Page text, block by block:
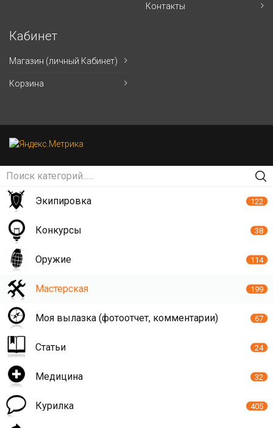
Контакты
Кабинет
Магазин (личный Кабинет)
Корзина
Экипировка 122
Конкурсы 38
Оружие 114
Мастерская 199
Моя вылазка (фотоотчет, комментарии) 67
Статьи 24
Медицина 32
Курилка 405